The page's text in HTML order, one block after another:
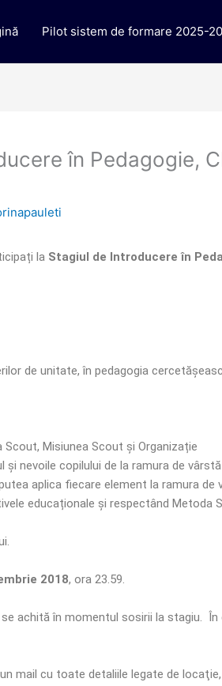
Pilot sistem de formare 2025-
în Pedagogie,
la Stagiul de Introducere în
de unitate, în pedagogia
Misiunea Scout și Organizație
nevoile copilului de la ramura de
aplica fiecare element la ramura de
educaționale și respectând Metoda
2018, ora 23.59.
achită în momentul sosirii la stagiu. În
mail cu toate detaliile legate de